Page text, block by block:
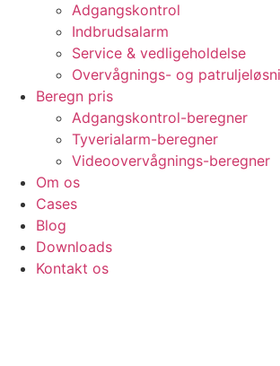
Adgangskontrol
Indbrudsalarm
Service & vedligeholdelse
Overvågnings- og
Beregn pris
Adgangskontrol-beregner
Tyverialarm-beregner
Videoovervågnings-beregner
Om os
Cases
Blog
Downloads
Kontakt os